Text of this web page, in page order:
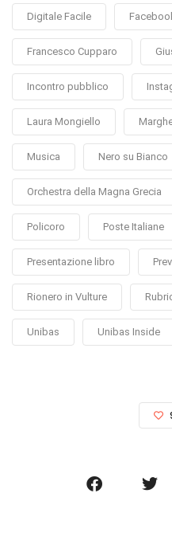
Digitale Facile
Francesco Cupparo
Incontro pubblico
Laura Mongiello
Musica Nero su Bianco
Orchestra della Magna Grecia
Policoro Poste Italiane
Presentazione libro
Rionero in Vulture
Unibas Unibas Inside